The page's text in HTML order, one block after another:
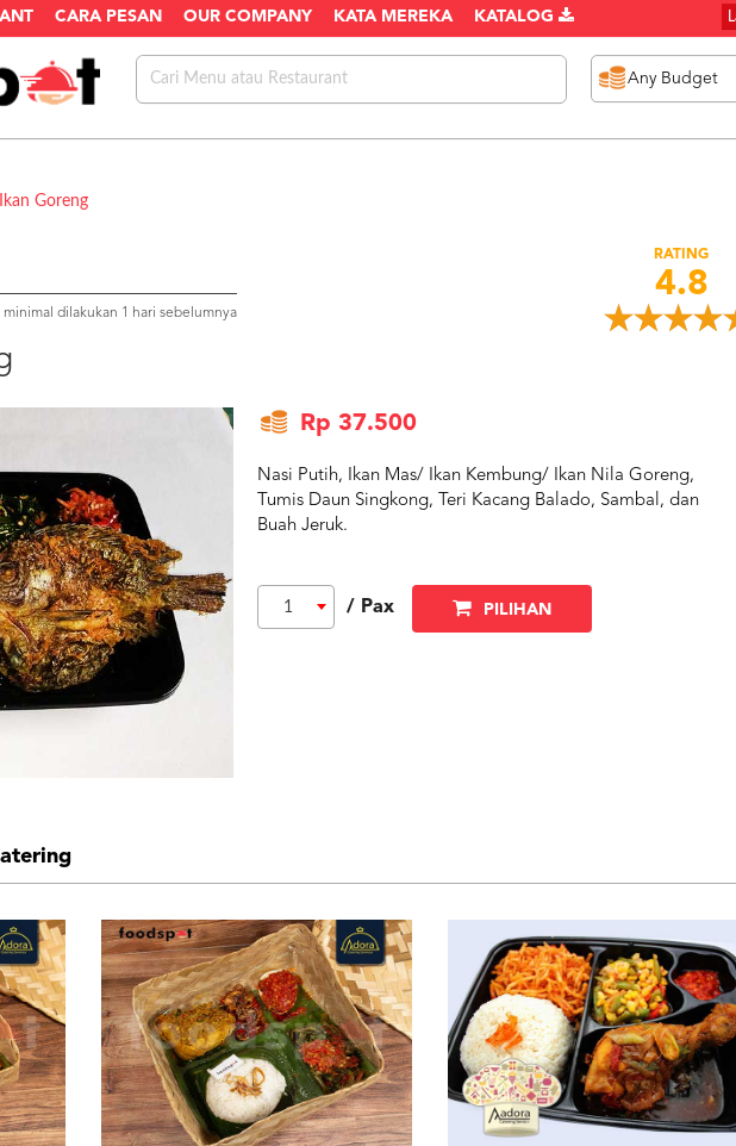
CARA PESAN OUR COMPANY KATA MEREKA KATALOG
Goreng
minimal dilakukan 1 hari sebelumnya
RATING
4.8
Rp 37.500
Nasi Putih, Ikan Mas/ Ikan Kembung/ Ikan Nila Goreng,
Tumis Daun Singkong, Teri Kacang Balado, Sambal, dan
Buah Jeruk.
1 / Pax PILIHAN